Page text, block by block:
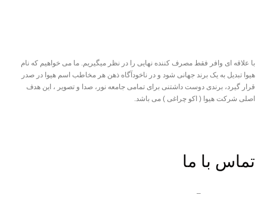
با علاقه ای وافر فقط مصرف کننده نهایی را در نظر میگیریم. ما می خواهیم که نام
هیوا تبدیل به یک برند جهانی شود و در ناخودآگاه ذهن هر مخاطب اسم هیوا در صدر
قرار گیرد، برندی دوست داشتنی برای تمامی جامعه نور، صدا و تصویر ، این هدف
اصلی شرکت هیوا ( اکو چراغی ) می باشد.
تماس با ما
–